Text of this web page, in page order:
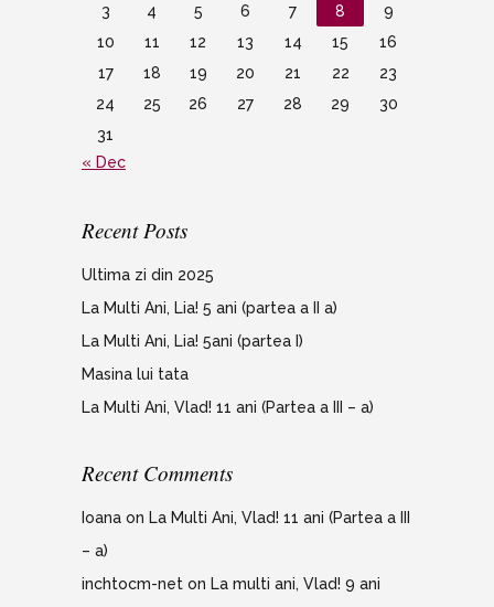
3
4 5 6 7 8
9
10
11 12 13 14 15
16
17
18 19 20 21 22
23
24
25 26 27 28 29
30
31
« Dec
Recent Posts
Ultima zi din 2025
La Multi Ani, Lia! 5 ani (partea a II a)
La Multi Ani, Lia! 5ani (partea I)
Masina lui tata
La Multi Ani, Vlad! 11 ani (Partea a III – a)
Recent Comments
Ioana on La Multi Ani, Vlad! 11 ani (Partea a III
– a)
inchtocm-net on La multi ani, Vlad! 9 ani